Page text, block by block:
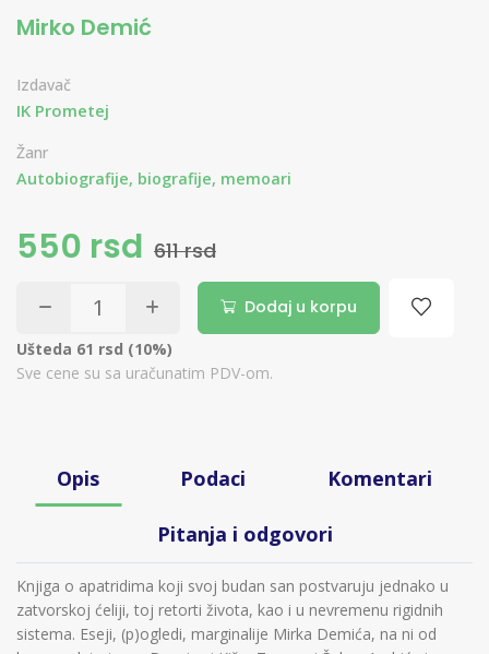
Mirko Demić
Izdavač
IK Prometej
Žanr
Autobiografije, biografije, memoari
550 rsd 611 rsd
Dodaj u korpu
Ušteda 61 rsd (10%)
Sve cene su sa uračunatim PDV-om.
Opis Podaci Komentari
Pitanja i odgovori
Knjiga o apatridima koji svoj budan san postvaruju jednako u
zatvorskoj ćeliji, toj retorti života, kao i u nevremenu rigidnih
sistema. Eseji, (p)ogledi, marginalije Mirka Demića, na ni od